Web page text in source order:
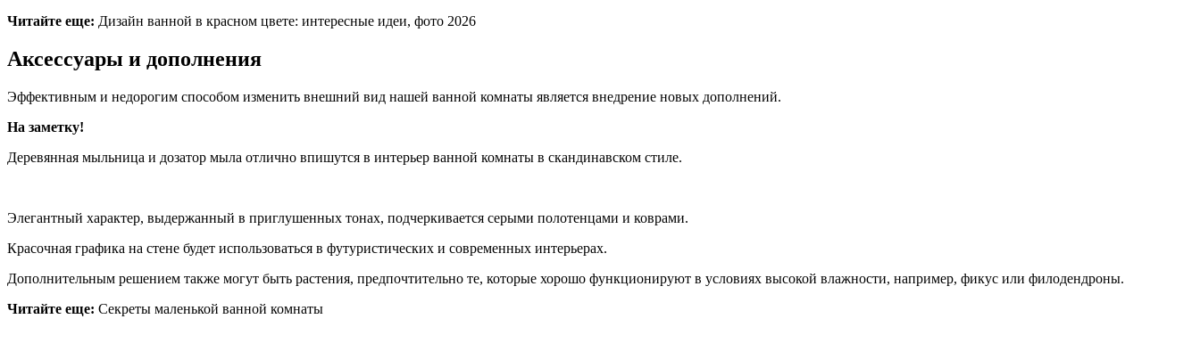
Читайте еще: Дизайн ванной в красном цвете: интересные идеи, фото 2026
Аксессуары и дополнения
Эффективным и недорогим способом изменить внешний вид нашей ванной комнаты является внедрение новых дополнений.
На заметку!
Деревянная мыльница и дозатор мыла отлично впишутся в интерьер ванной комнаты в скандинавском стиле.
Элегантный характер, выдержанный в приглушенных тонах, подчеркивается серыми полотенцами и коврами.
Красочная графика на стене будет использоваться в футуристических и современных интерьерах.
Дополнительным решением также могут быть растения, предпочтительно те, которые хорошо функционируют в условиях высокой влажности, например, фикус или филодендроны.
Читайте еще: Секреты маленькой ванной комнаты